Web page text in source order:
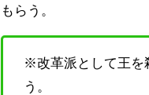
もらう。
※改革派として王を
う。